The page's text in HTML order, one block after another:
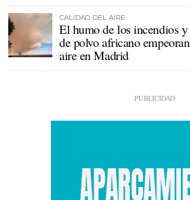
CALIDAD DEL AIRE
El humo de los incendios
de polvo africano
aire en Madrid